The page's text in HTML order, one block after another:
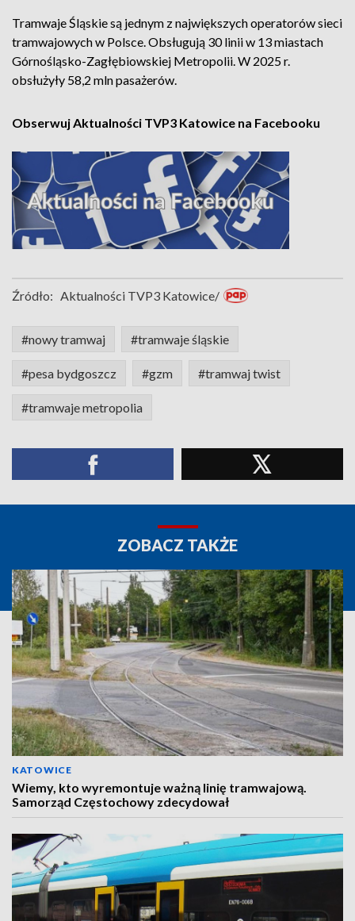
Tramwaje Śląskie są jednym z największych operatorów sieci
tramwajowych w Polsce. Obsługują 30 linii w 13 miastach
Górnośląsko-Zagłębiowskiej Metropolii. W 2025 r.
obsłużyły 58,2 mln pasażerów.
Obserwuj Aktualności TVP3 Katowice na Facebooku
Źródło: Aktualności TVP3 Katowice/
#nowy tramwaj #tramwaje śląskie
#pesa bydgoszcz #gzm #tramwaj twist
#tramwaje metropolia
ZOBACZ TAKŻE
KATOWICE
Wiemy, kto wyremontuje ważną linię tramwajową.
Samorząd Częstochowy zdecydował